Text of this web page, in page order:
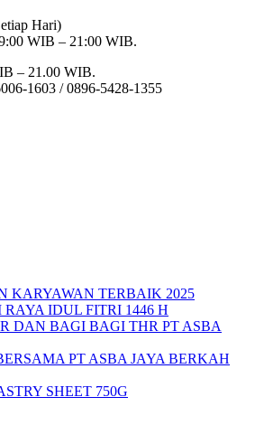
Hari)
WIB – 21:00 WIB.
– 21.00 WIB.
1603 / 0896-5428-1355
KARYAWAN TERBAIK 2025
IDUL FITRI 1446 H
DAN BAGI BAGI THR PT ASBA
PT ASBA JAYA BERKAH
SHEET 750G